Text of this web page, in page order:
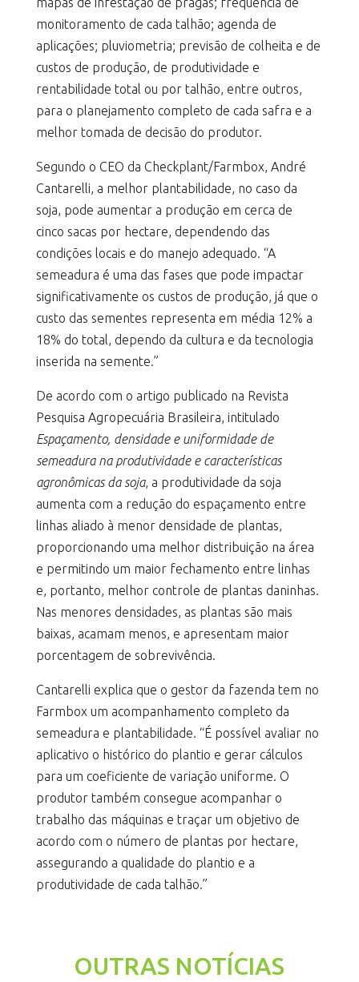
monitoramento de cada talhão; agenda de
aplicações; pluviometria; previsão de colheita e de
custos de produção, de produtividade e
rentabilidade total ou por talhão, entre outros,
para o planejamento completo de cada safra e a
melhor tomada de decisão do produtor.
Segundo o CEO da Checkplant/Farmbox, André
Cantarelli, a melhor plantabilidade, no caso da
soja, pode aumentar a produção em cerca de
cinco sacas por hectare, dependendo das
condições locais e do manejo adequado. “A
semeadura é uma das fases que pode impactar
significativamente os custos de produção, já que o
custo das sementes representa em média 12% a
18% do total, dependo da cultura e da tecnologia
inserida na semente.”
De acordo com o artigo publicado na Revista
Pesquisa Agropecuária Brasileira, intitulado
Espaçamento, densidade e uniformidade de
semeadura na produtividade e características
agronômicas da soja, a produtividade da soja
aumenta com a redução do espaçamento entre
linhas aliado à menor densidade de plantas,
proporcionando uma melhor distribuição na área
e permitindo um maior fechamento entre linhas
e, portanto, melhor controle de plantas daninhas.
Nas menores densidades, as plantas são mais
baixas, acamam menos, e apresentam maior
porcentagem de sobrevivência.
Cantarelli explica que o gestor da fazenda tem no
Farmbox um acompanhamento completo da
semeadura e plantabilidade. “É possível avaliar no
aplicativo o histórico do plantio e gerar cálculos
para um coeficiente de variação uniforme. O
produtor também consegue acompanhar o
trabalho das máquinas e traçar um objetivo de
acordo com o número de plantas por hectare,
assegurando a qualidade do plantio e a
produtividade de cada talhão.”
OUTRAS NOTÍCIAS